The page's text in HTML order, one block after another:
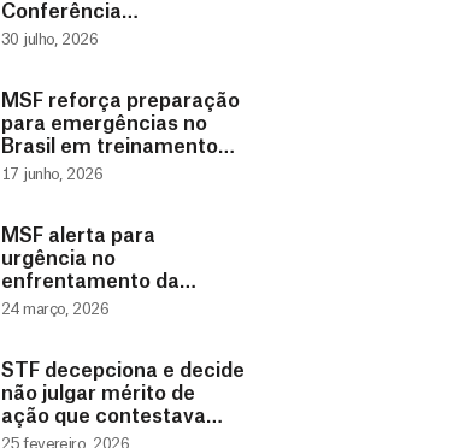
Conferência
Internacional de AIDS
30 julho, 2026
MSF reforça preparação
para emergências no
Brasil em treinamento
com a Força Nacional do
17 junho, 2026
MSF alerta para
urgência no
enfrentamento da
tuberculose infantil
24 março, 2026
STF decepciona e decide
não julgar mérito de
ação que contestava
concessão automática
25 fevereiro, 2026